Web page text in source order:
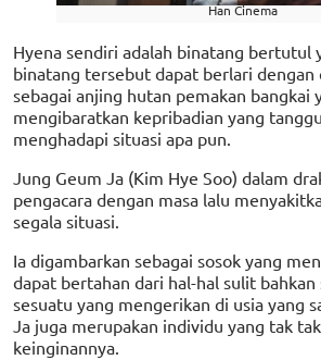
Han Cinema
Hyena sendiri adalah binatang bertutul
binatang tersebut dapat berlari dengan
sebagai anjing hutan pemakan bangkai
mengibaratkan kepribadian yang
menghadapi situasi apa pun.
Jung Geum Ja (Kim Hye Soo) dalam
pengacara dengan masa lalu
segala situasi.
Ia digambarkan sebagai sosok yang
dapat bertahan dari hal-hal sulit bahkan
sesuatu yang mengerikan di usia yang
Ja juga merupakan individu yang tak
keinginannya.